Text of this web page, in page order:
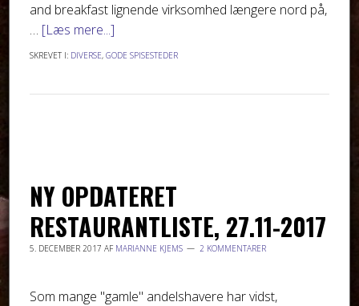
and breakfast lignende virksomhed længere nord på,
… [Læs mere...]
SKREVET I: DIVERSE,GODE SPISESTEDER
NY OPDATERET
RESTAURANTLISTE, 27.11-2017
5. DECEMBER 2017 AF MARIANNE KJEMS 2 KOMMENTARER
Som mange "gamle" andelshavere har vidst,